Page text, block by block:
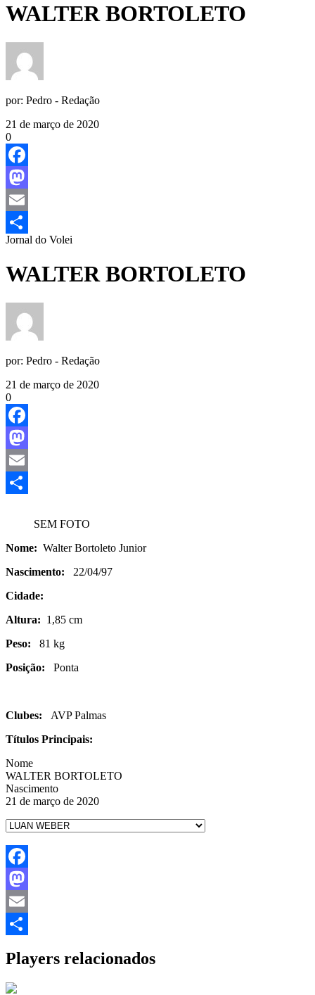
WALTER BORTOLETO
por: Pedro - Redação
21 de março de 2020
0
Facebook
Mastodon
Email
Share
Jornal do Volei
WALTER BORTOLETO
por: Pedro - Redação
21 de março de 2020
0
Facebook
Mastodon
Email
SEM FOTO
Nome: Walter Bortoleto Junior
Nascimento: 22/04/97
Cidade:
Altura: 1,85 cm
Peso: 81 kg
Posição: Ponta
Clubes: AVP Palmas
Títulos Principais:
Nome
WALTER BORTOLETO
Nascimento
21 de março de 2020
Facebook
Mastodon
Email
Players relacionados